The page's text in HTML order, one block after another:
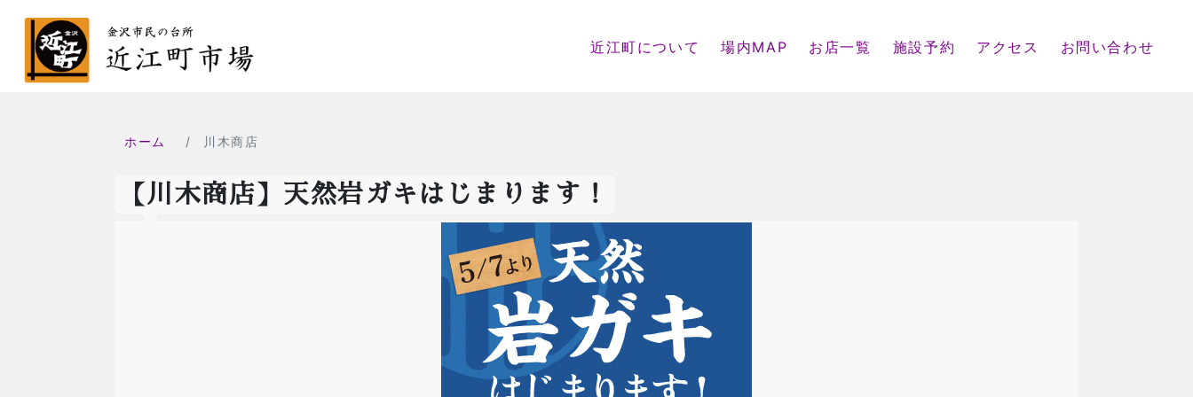
近江町について 場内MAP お店一覧 施設予約 アクセス お問い合わせ
ホーム 川木商店
【川木商店】天然岩ガキはじまります！